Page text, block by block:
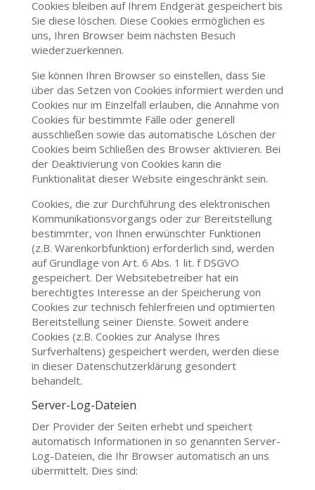
Cookies bleiben auf Ihrem Endgerät gespeichert bis
Sie diese löschen. Diese Cookies ermöglichen es
uns, Ihren Browser beim nächsten Besuch
wiederzuerkennen.
Sie können Ihren Browser so einstellen, dass Sie
über das Setzen von Cookies informiert werden und
Cookies nur im Einzelfall erlauben, die Annahme von
Cookies für bestimmte Fälle oder generell
ausschließen sowie das automatische Löschen der
Cookies beim Schließen des Browser aktivieren. Bei
der Deaktivierung von Cookies kann die
Funktionalität dieser Website eingeschränkt sein.
Cookies, die zur Durchführung des elektronischen
Kommunikationsvorgangs oder zur Bereitstellung
bestimmter, von Ihnen erwünschter Funktionen
(z.B. Warenkorbfunktion) erforderlich sind, werden
auf Grundlage von Art. 6 Abs. 1 lit. f DSGVO
gespeichert. Der Websitebetreiber hat ein
berechtigtes Interesse an der Speicherung von
Cookies zur technisch fehlerfreien und optimierten
Bereitstellung seiner Dienste. Soweit andere
Cookies (z.B. Cookies zur Analyse Ihres
Surfverhaltens) gespeichert werden, werden diese
in dieser Datenschutzerklärung gesondert
behandelt.
Server-Log-Dateien
Der Provider der Seiten erhebt und speichert
automatisch Informationen in so genannten Server-
Log-Dateien, die Ihr Browser automatisch an uns
übermittelt. Dies sind: